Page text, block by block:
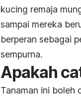
kucing remaja
sampai mereka
berperan sebagai
sempurna.
Apakah
Tanaman ini boleh